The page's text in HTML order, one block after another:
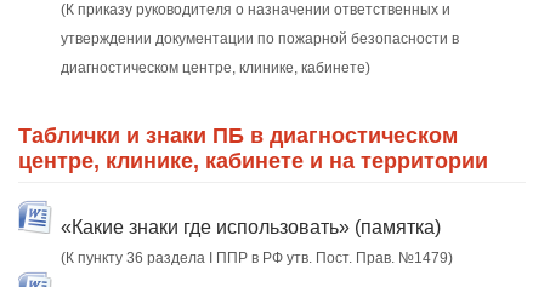
(К приказу руководителя о назначении ответственных и
утверждении документации по пожарной безопасности в
диагностическом центре, клинике, кабинете)
Таблички и знаки ПБ в диагностическом
центре, клинике, кабинете и на территории
«Какие знаки где использовать» (памятка)
(К пункту 36 раздела I ППР в РФ утв. Пост. Прав. №1479)